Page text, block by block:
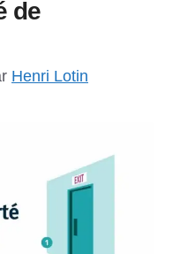
de
Henri Lotin